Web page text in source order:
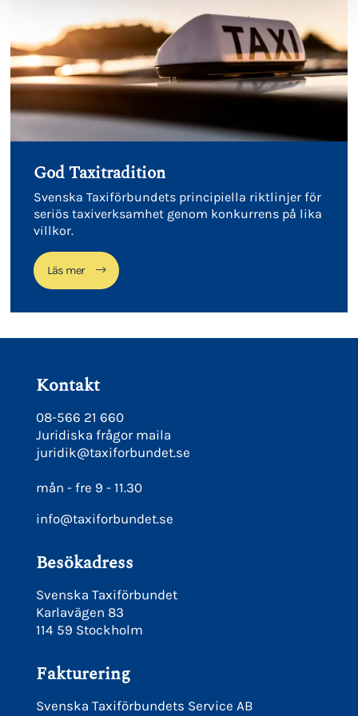
God Taxitradition
Svenska Taxiförbundets principiella riktlinjer för
seriös taxiverksamhet genom konkurrens på lika
villkor.
Läs mer
Kontakt
08-566 21 660
Juridiska frågor maila
juridik@taxiforbundet.se
mån - fre 9 - 11.30
info@taxiforbundet.se
Besökadress
Svenska Taxiförbundet
Karlavägen 83
114 59 Stockholm
Fakturering
Svenska Taxiförbundets Service AB